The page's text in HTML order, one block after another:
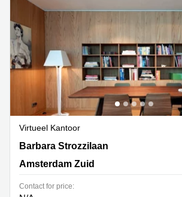
Virtueel Kantoor
Barbara Strozzilaan 201, Amsterdam Zuid
Barbara Strozzilaan
Amsterdam Zuid
Contact for price: